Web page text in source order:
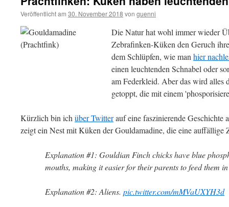
Veröffentlicht am 30. November 2018 von guenni
Die Natur hat wohl immer wieder
Zebrafinken-Küken den Geruch
dem Schlüpfen, wie man hier
einen leuchtenden Schnabel oder
am Federkleid. Aber das wird alles
getoppt, die mit einem
Kürzlich bin ich über Twitterauf eine faszinierende Geschichte
zeigt ein Nest mit Küken der Gouldamadine, die eine auffällige
Explanation #1: Gouldian Finch chicks have blue
mouths, making it easier for their parents to feed them
Explanation #2: Aliens. pic.twitter.com/mMVaUXYH3d